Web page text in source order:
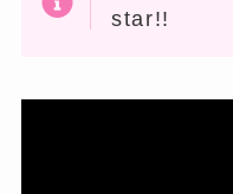
star!!